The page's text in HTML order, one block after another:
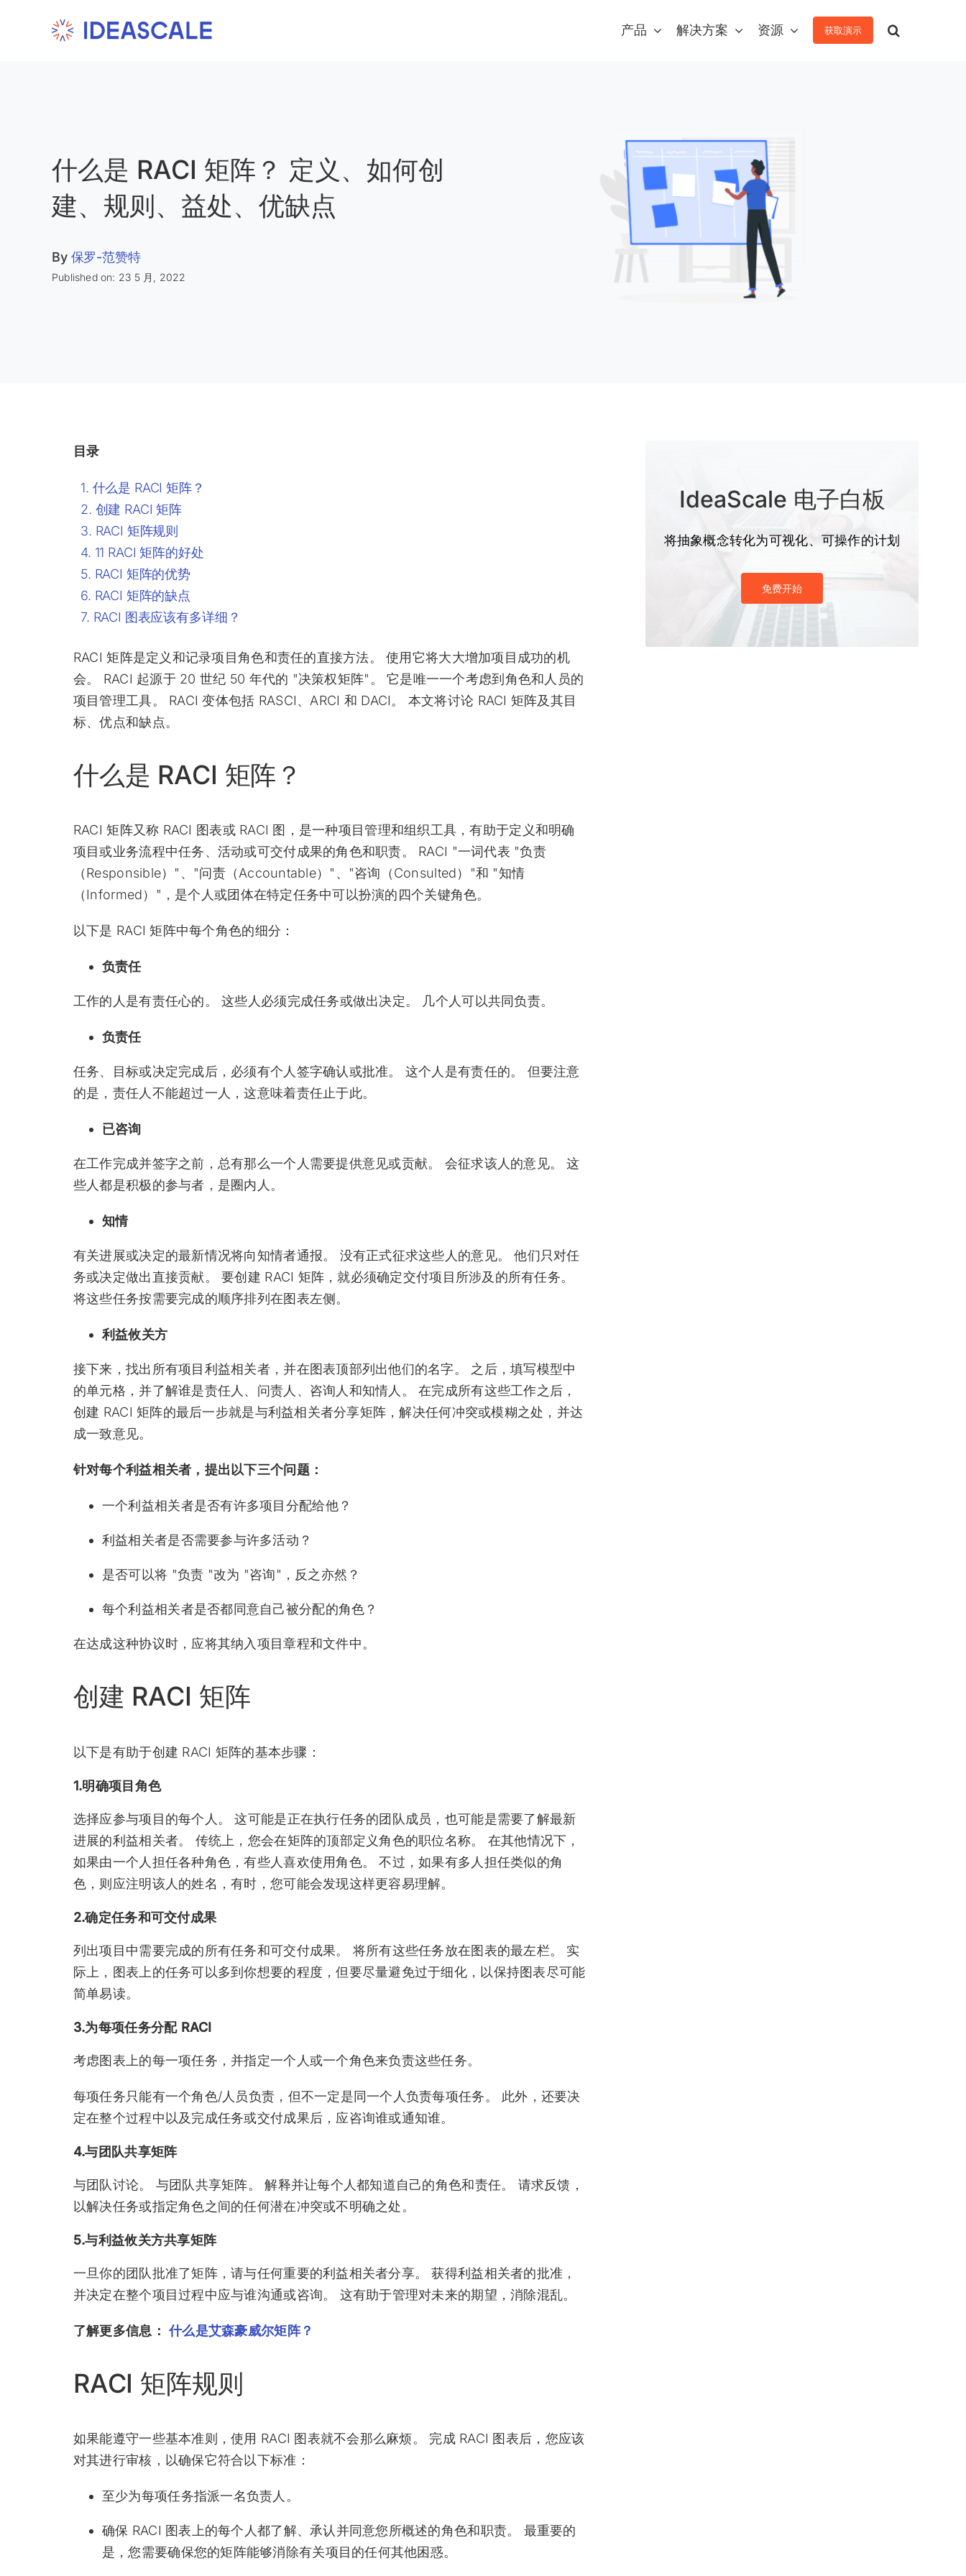
产品 解决方案 资源 获取演示
什么是 RACI 矩阵？ 定义、如何创
建、规则、益处、优缺点
By 保罗-范赞特
Published on: 23 5 月, 2022
目录
什么是 RACI 矩阵？
创建 RACI 矩阵
RACI 矩阵规则
11 RACI 矩阵的好处
RACI 矩阵的优势
RACI 矩阵的缺点
RACI 图表应该有多详细？
RACI 矩阵是定义和记录项目角色和责任的直接方法。 使用它将大大增加项目成功的机
会。 RACI 起源于 20 世纪 50 年代的 "决策权矩阵"。 它是唯一一个考虑到角色和人员的
项目管理工具。 RACI 变体包括 RASCI、ARCI 和 DACI。 本文将讨论 RACI 矩阵及其目
标、优点和缺点。
什么是 RACI 矩阵？
RACI 矩阵又称 RACI 图表或 RACI 图，是一种项目管理和组织工具，有助于定义和明确
项目或业务流程中任务、活动或可交付成果的角色和职责。 RACI "一词代表 "负责
（Responsible）"、"问责（Accountable）"、"咨询（Consulted）"和 "知情
（Informed）"，是个人或团体在特定任务中可以扮演的四个关键角色。
以下是 RACI 矩阵中每个角色的细分：
负责任
工作的人是有责任心的。 这些人必须完成任务或做出决定。 几个人可以共同负责。
负责任
任务、目标或决定完成后，必须有个人签字确认或批准。 这个人是有责任的。 但要注意
的是，责任人不能超过一人，这意味着责任止于此。
已咨询
在工作完成并签字之前，总有那么一个人需要提供意见或贡献。 会征求该人的意见。 这
些人都是积极的参与者，是圈内人。
知情
有关进展或决定的最新情况将向知情者通报。 没有正式征求这些人的意见。 他们只对任
务或决定做出直接贡献。 要创建 RACI 矩阵，就必须确定交付项目所涉及的所有任务。
将这些任务按需要完成的顺序排列在图表左侧。
利益攸关方
接下来，找出所有项目利益相关者，并在图表顶部列出他们的名字。 之后，填写模型中
的单元格，并了解谁是责任人、问责人、咨询人和知情人。 在完成所有这些工作之后，
创建 RACI 矩阵的最后一步就是与利益相关者分享矩阵，解决任何冲突或模糊之处，并达
成一致意见。
针对每个利益相关者，提出以下三个问题：
一个利益相关者是否有许多项目分配给他？
利益相关者是否需要参与许多活动？
是否可以将 "负责 "改为 "咨询"，反之亦然？
每个利益相关者是否都同意自己被分配的角色？
在达成这种协议时，应将其纳入项目章程和文件中。
创建 RACI 矩阵
以下是有助于创建 RACI 矩阵的基本步骤：
1.明确项目角色
选择应参与项目的每个人。 这可能是正在执行任务的团队成员，也可能是需要了解最新
进展的利益相关者。 传统上，您会在矩阵的顶部定义角色的职位名称。 在其他情况下，
如果由一个人担任各种角色，有些人喜欢使用角色。 不过，如果有多人担任类似的角
色，则应注明该人的姓名，有时，您可能会发现这样更容易理解。
2.确定任务和可交付成果
列出项目中需要完成的所有任务和可交付成果。 将所有这些任务放在图表的最左栏。 实
际上，图表上的任务可以多到你想要的程度，但要尽量避免过于细化，以保持图表尽可能
简单易读。
3.为每项任务分配 RACI
考虑图表上的每一项任务，并指定一个人或一个角色来负责这些任务。
每项任务只能有一个角色/人员负责，但不一定是同一个人负责每项任务。 此外，还要决
定在整个过程中以及完成任务或交付成果后，应咨询谁或通知谁。
4.与团队共享矩阵
与团队讨论。 与团队共享矩阵。 解释并让每个人都知道自己的角色和责任。 请求反馈，
以解决任务或指定角色之间的任何潜在冲突或不明确之处。
5.与利益攸关方共享矩阵
一旦你的团队批准了矩阵，请与任何重要的利益相关者分享。 获得利益相关者的批准，
并决定在整个项目过程中应与谁沟通或咨询。 这有助于管理对未来的期望，消除混乱。
了解更多信息：什么是艾森豪威尔矩阵？
RACI 矩阵规则
如果能遵守一些基本准则，使用 RACI 图表就不会那么麻烦。 完成 RACI 图表后，您应该
对其进行审核，以确保它符合以下标准：
至少为每项任务指派一名负责人。
确保 RACI 图表上的每个人都了解、承认并同意您所概述的角色和职责。 最重要的
是，您需要确保您的矩阵能够消除有关项目的任何其他困惑。
IdeaScale 电子白板
将抽象概念转化为可视化、可操作的计划
免费开始